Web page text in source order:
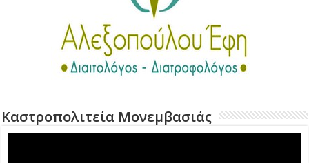
Καστροπολιτεία Μονεμβασιάς